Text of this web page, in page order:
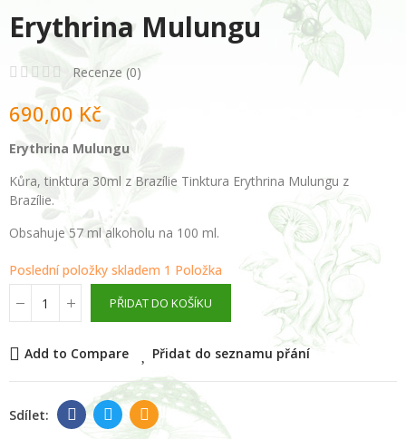
Erythrina Mulungu
Recenze (0)
690,00 Kč
Erythrina Mulungu
Kůra, tinktura 30ml z Brazílie Tinktura Erythrina Mulungu z
Brazílie.
Obsahuje 57 ml alkoholu na 100 ml.
Poslední položky skladem 1 Položka
PŘIDAT DO KOŠÍKU
Add to Compare Přidat do seznamu přání